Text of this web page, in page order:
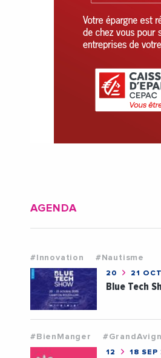
AGENDA
#Innovation #Nautisme
20 21
Blue Tech
#BienManger
12 18 SEP